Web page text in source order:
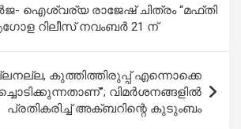
ഐശ്വര്യ രാജേഷ് ചിത്രം “മഫ്തി
റിലീസ് നവംബർ 21 ന്
കുത്തിത്തിരുപ്പ് എന്നൊക്കെ
വിമർശനങ്ങളിൽ
പ്രതികരിച്ച് അക്ബറിന്റെ കുടുംബം